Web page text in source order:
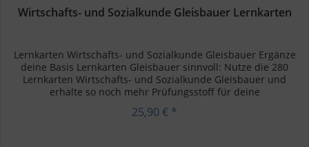
Wirtschafts- und Sozialkunde Gleisbauer Lernkarten
Lernkarten Wirtschafts- und Sozialkunde Gleisbauer Ergänze
deine Basis Lernkarten Gleisbauer sinnvoll: Nutze die 280
Lernkarten Wirtschafts- und Sozialkunde Gleisbauer und
erhalte so noch mehr Prüfungsstoff für deine
Prüfungsvorbereitung...
25,90 € *